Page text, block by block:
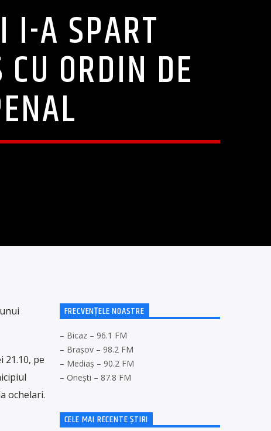
I-A SPART
ORDIN DE
21.10, pe
ochelari.
FRECVENȚELE NOASTRE
– Bicaz – 96.1 FM
– Brașov – 98.2 FM
– Mediaș – 90.2 FM
– Onești – 87.8 FM
CELE MAI RECENTE ȘTIRI